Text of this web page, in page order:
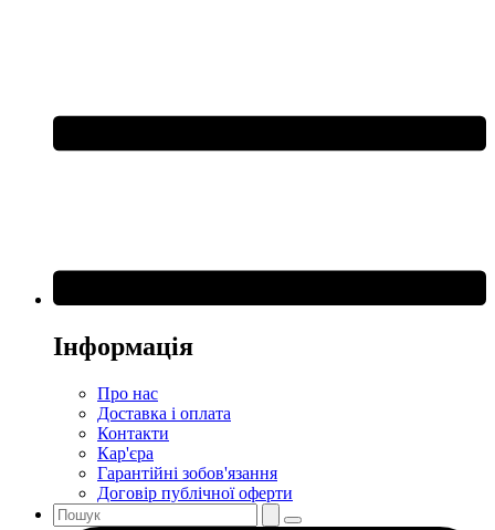
Інформація
Про нас
Доставка і оплата
Контакти
Кар'єра
Гарантійні зобов'язання
Договір публічної оферти